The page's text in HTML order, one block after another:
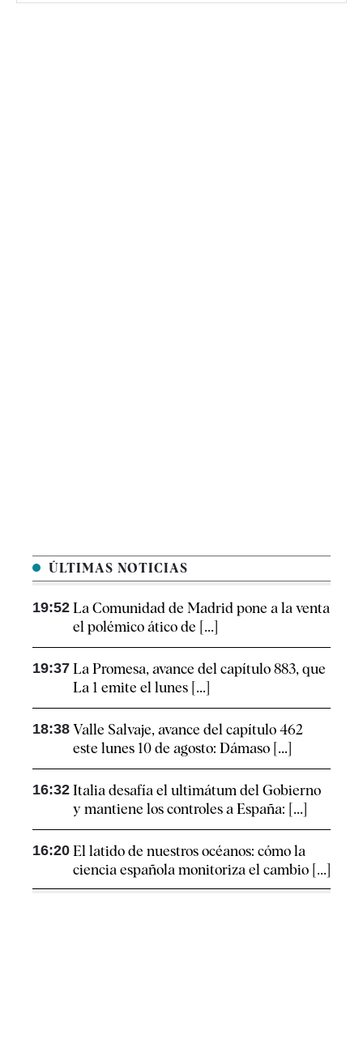
ÚLTIMAS NOTICIAS
19:52 La Comunidad de Madrid pone a la venta
el polémico ático de [...]
19:37 La Promesa, avance del capítulo 883, que
La 1 emite el lunes [...]
18:38 Valle Salvaje, avance del capítulo 462
este lunes 10 de agosto: Dámaso [...]
16:32 Italia desafía el ultimátum del Gobierno
y mantiene los controles a España: [...]
16:20 El latido de nuestros océanos: cómo la
ciencia española monitoriza el cambio [...]